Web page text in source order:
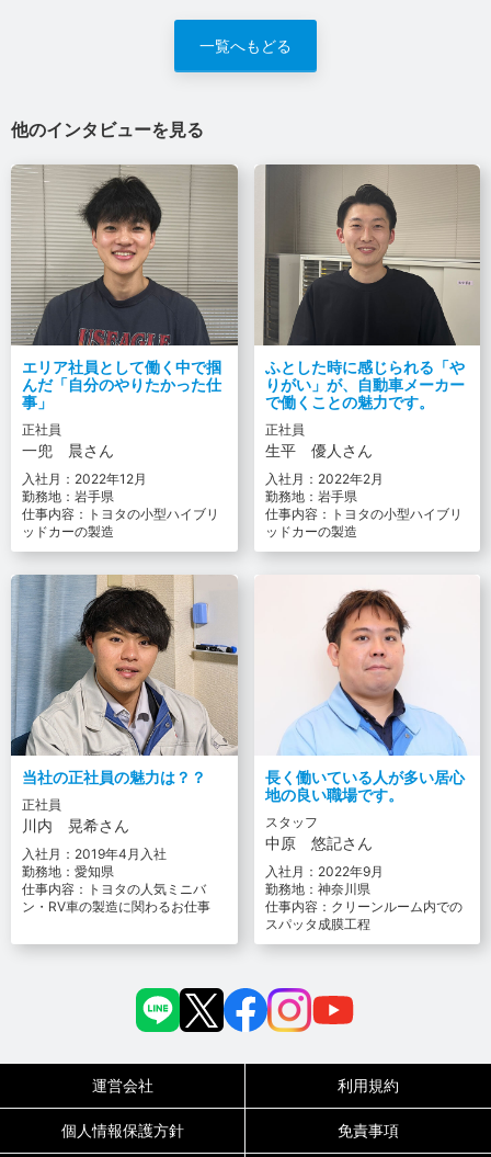
一覧へもどる
他のインタビューを見る
エリア社員として働く中で掴
んだ「自分のやりたかった仕
事」
正社員
一兜 晨さん
入社月：2022年12月
勤務地：岩手県
仕事内容：トヨタの小型ハイブリ
ッドカーの製造
ふとした時に感じられる「や
りがい」が、自動車メーカー
で働くことの魅力です。
正社員
生平 優人さん
入社月：2022年2月
勤務地：岩手県
仕事内容：トヨタの小型ハイブリ
ッドカーの製造
当社の正社員の魅力は？？
正社員
川内 晃希さん
入社月：2019年4月入社
勤務地：愛知県
仕事内容：トヨタの人気ミニバ
ン・RV車の製造に関わるお仕事
長く働いている人が多い居心
地の良い職場です。
スタッフ
中原 悠記さん
入社月：2022年9月
勤務地：神奈川県
仕事内容：クリーンルーム内での
スパッタ成膜工程
運営会社 利用規約
個人情報保護方針 免責事項